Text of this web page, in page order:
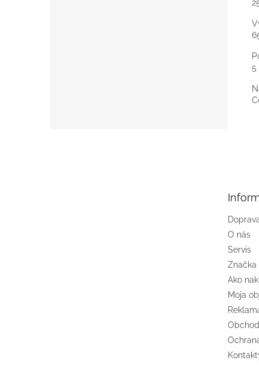
5
O nás
Servis
Značka
Ako
Moja